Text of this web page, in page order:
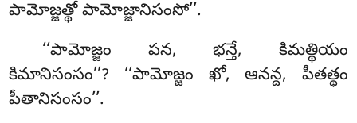
పామోజ్జత్థో పామోజ్జానిసంసో’’.
‘‘పామోజ్జం పన, భన్తే, కిమత్థియం
కిమానిసంసం’’? ‘‘పామోజ్జం ఖో, ఆనన్ద, పీతత్థం
పీతానిసంసం’’.